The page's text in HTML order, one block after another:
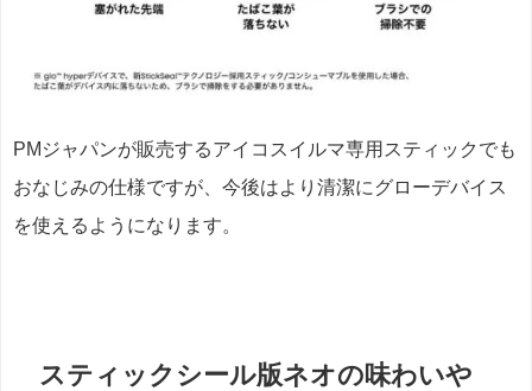
PMジャパンが販売するアイコスイルマ専用スティックでも
おなじみの仕様ですが、今後はより清潔にグローデバイス
を使えるようになります。
スティックシール版ネオの味わいや